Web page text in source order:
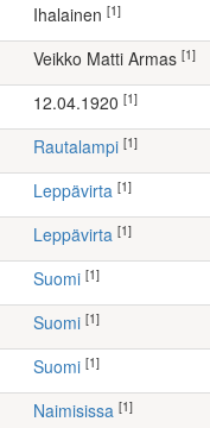
Ihalainen [1]
Veikko Matti Armas [1]
12.04.1920 [1]
Rautalampi [1]
Leppävirta [1]
Leppävirta [1]
Suomi [1]
Suomi [1]
Suomi [1]
Naimisissa [1]